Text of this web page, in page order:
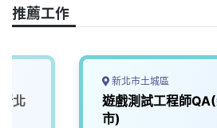
o
k
n
k
推薦工作
北
新北市土城區
遊戲測試工程師
市)